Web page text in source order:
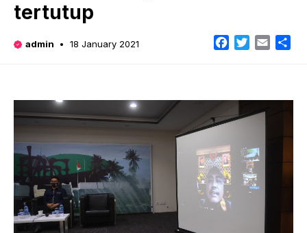
tertutup
admin 18 January 2021 Facebook
TwitterEmail